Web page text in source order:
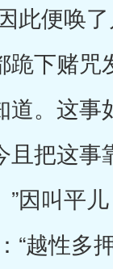
此便唤
下赌咒
。这事
把这
因叫平
“越性多